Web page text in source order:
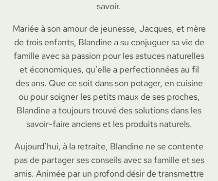
savoir.
Mariée à son amour de jeunesse, Jacques, et mère
de trois enfants, Blandine a su conjuguer sa vie de
famille avec sa passion pour les astuces naturelles
et économiques, qu’elle a perfectionnées au fil
des ans. Que ce soit dans son potager, en cuisine
ou pour soigner les petits maux de ses proches,
Blandine a toujours trouvé des solutions dans les
savoir-faire anciens et les produits naturels.
Aujourd’hui, à la retraite, Blandine ne se contente
pas de partager ses conseils avec sa famille et ses
amis. Animée par un profond désir de transmettre